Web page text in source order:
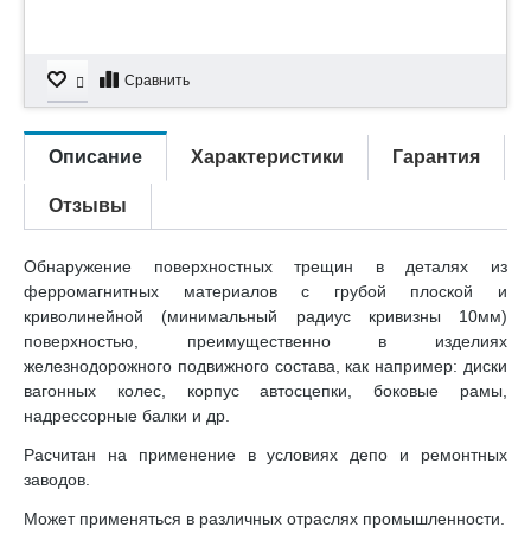
Сравнить
Описание Характеристики Гарантия
Отзывы
Обнаружение поверхностных трещин в деталях из
ферромагнитных материалов с грубой плоской и
криволинейной (минимальный радиус кривизны 10мм)
поверхностью, преимущественно в изделиях
железнодорожного подвижного состава, как например: диски
вагонных колес, корпус автосцепки, боковые рамы,
надрессорные балки и др.
Расчитан на применение в условиях депо и ремонтных
заводов.
Может применяться в различных отраслях промышленности.